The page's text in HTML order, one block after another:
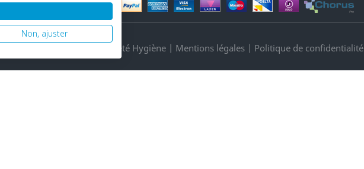
© 2026 PH06 Produits Propreté Hygiène | Mentions légales | Politique de confidentialité
Non, ajuster